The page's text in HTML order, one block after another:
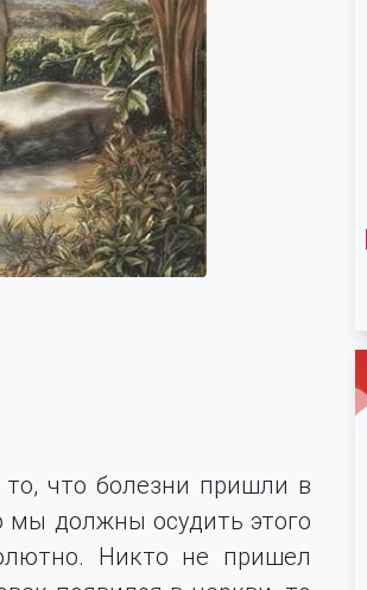
что болезни пришли в
мы должны осудить этого
Никто не пришел